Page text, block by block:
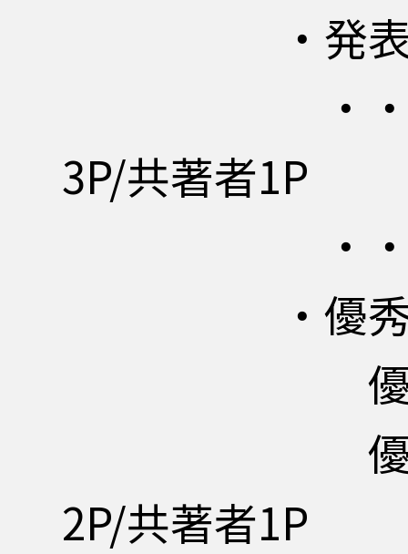
・発表内容
・・・執筆
3P/共著者1P
・・・活動
・優秀発表
優秀発
優秀論文会
2P/共著者1P